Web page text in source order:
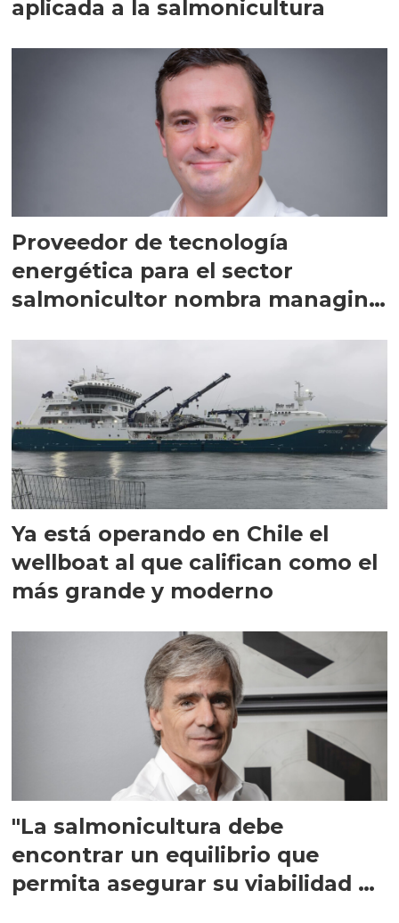
aplicada a la salmonicultura
Proveedor de tecnología
energética para el sector
salmonicultor nombra managing
Ya está operando en Chile el
wellboat al que califican como el
más grande y moderno
"La salmonicultura debe
encontrar un equilibrio que
permita asegurar su viabilidad de